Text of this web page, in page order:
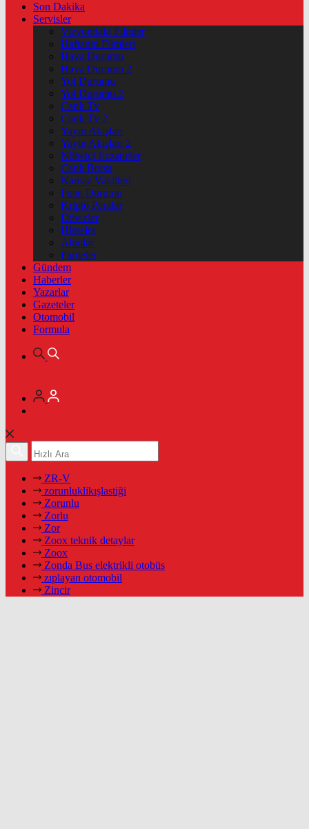
Son Dakika
Servisler
Vizyondaki Filmler
Haftanin Filmleri
Hava Durumu
Hava Durumu 2
Yol Durumu
Yol Durumu 2
Canlı Tv
Canlı Tv 2
Yayın Akışları
Yayın Akışları 2
Nöbetçi Eczaneler
Canlı Borsa
Namaz Vakitleri
Puan Durumu
Kripto Paralar
Dövizler
Hisseler
Altınlar
Pariteler
Gündem
Haberler
Yazarlar
Gazeteler
Otomobil
Formula
ZR-V
zorunluklikışlastiği
Zorunlu
Zorlu
Zor
Zoox teknik detaylar
Zoox
Zonda Bus elektrikli otobüs
zıplayan otomobil
Zincir